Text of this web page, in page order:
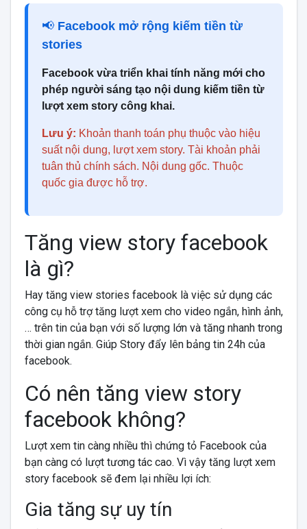
📢 Facebook mở rộng kiếm tiền từ
stories
Facebook vừa triển khai tính năng mới cho
phép người sáng tạo nội dung kiếm tiền từ
lượt xem story công khai.
Lưu ý: Khoản thanh toán phụ thuộc vào hiệu
suất nội dung, lượt xem story. Tài khoản phải
tuân thủ chính sách. Nội dung gốc. Thuộc
quốc gia được hỗ trợ.
Tăng view story facebook
là gì?
Hay tăng view stories facebook là việc sử dụng các
công cụ hỗ trợ tăng lượt xem cho video ngắn, hình ảnh,
… trên tin của bạn với số lượng lớn và tăng nhanh trong
thời gian ngắn. Giúp Story đẩy lên bảng tin 24h của
facebook.
Có nên tăng view story
facebook không?
Lượt xem tin càng nhiều thì chứng tỏ Facebook của
bạn càng có lượt tương tác cao. Vì vậy tăng lượt xem
story facebook sẽ đem lại nhiều lợi ích:
Gia tăng sự uy tín